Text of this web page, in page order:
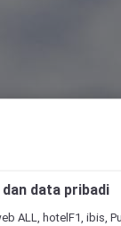
data pribadi
ALL, hotelF1, ibis,